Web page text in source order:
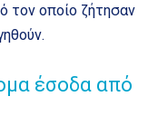
τον οποίο ζήτησαν
έσοδα από